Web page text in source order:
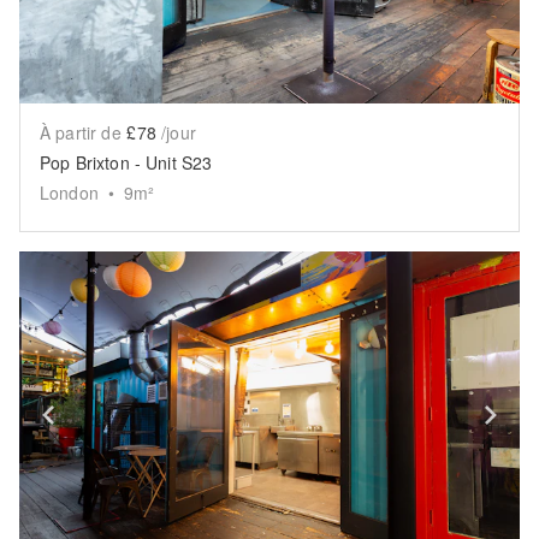
À partir de £78 /jour
Pop Brixton - Unit S23
London • 9m²
Show previous slide